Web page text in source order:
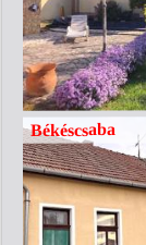
Békéscsaba